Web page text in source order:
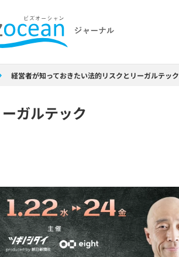
経営者が知っておきたい法的リスクとリーガルテック
ガルテック